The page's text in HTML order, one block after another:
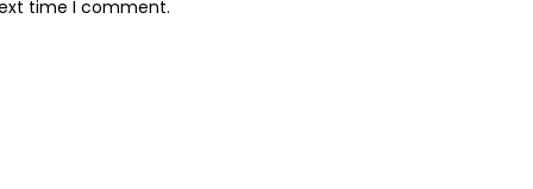
time I comment.